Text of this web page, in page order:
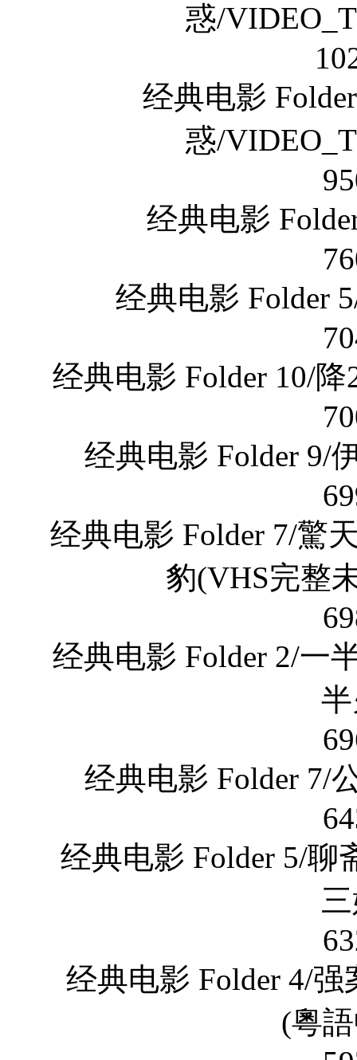
惑/
经典电影
惑/
经典电影
经典电影 Folder
经典电影 Folder 10/
经典电影 Folder 9/
经典电影 Folder 7/驚
豹(VHS完整
经典电影 Folder 2/一
经典电影 Folder 7/
经典电影 Folder 5/聊
经典电影 Folder 4/
(粵